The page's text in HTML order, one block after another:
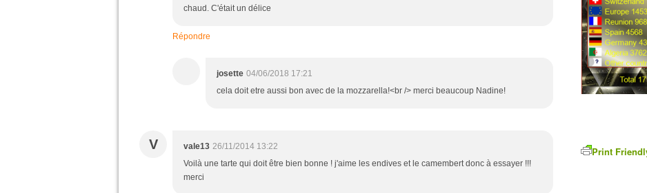
chaud. C'était un délice
Répondre
josette 04/06/2018 17:21
cela doit etre aussi bon avec de la mozzarella!<br /> merci beaucoup Nadine!
V vale13 26/11/2014 13:22
Voilà une tarte qui doit être bien bonne ! j'aime les endives et le camembert donc à essayer !!!
merci
Print